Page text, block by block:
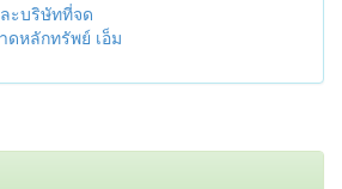
ะบริษัทที่จด
ดหลักทรัพย์ เอ็ม